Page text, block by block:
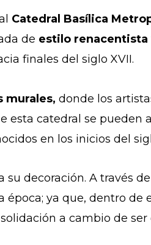
Catedral Basílica
de estilo renacentista
finales del siglo XVII.
murales, donde los
esta catedral se pueden
en los inicios del
su decoración. A través
época; ya que, dentro
a cambio de